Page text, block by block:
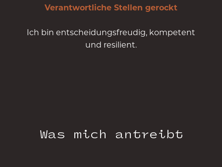
Verantwortliche Stellen gerockt
Ich bin entscheidungsfreudig, kompetent
und resilient.
Was mich antreibt